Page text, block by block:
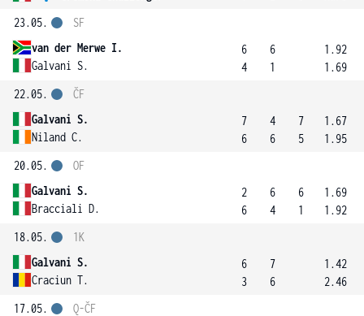
23.05.
van der Merwe I.
Galvani S.
SF
6
4
6
1
1.92
1.69
22.05.
Galvani S.
Niland C.
ČF
7
6
4
6
7
5
1.67
1.95
20.05.
Galvani S.
Bracciali D.
OF
2
6
6
4
6
1
1.69
1.92
18.05.
Galvani S.
Craciun T.
1K
6
3
7
6
1.42
2.46
17.05.
Q-ČF